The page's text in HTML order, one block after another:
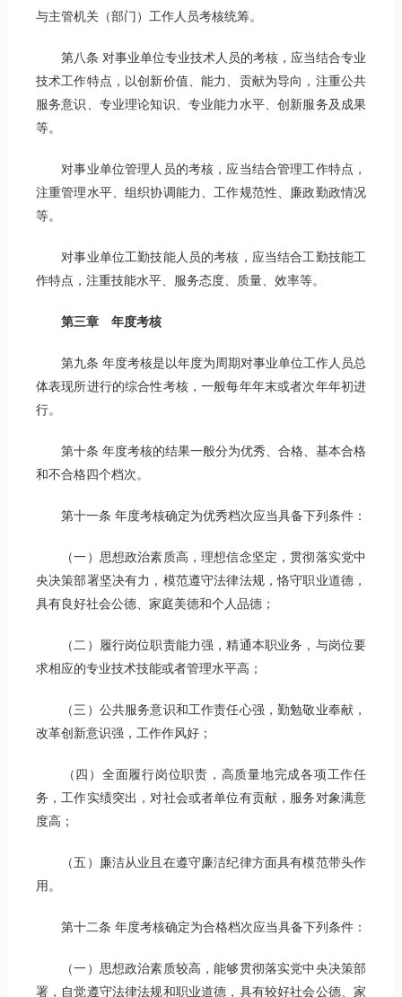
与主管机关（部门）工作人员考核统筹。
第八条 对事业单位专业技术人员的考核，应当结合专业
技术工作特点，以创新价值、能力、贡献为导向，注重公共
服务意识、专业理论知识、专业能力水平、创新服务及成果
等。
对事业单位管理人员的考核，应当结合管理工作特点，
注重管理水平、组织协调能力、工作规范性、廉政勤政情况
等。
对事业单位工勤技能人员的考核，应当结合工勤技能工
作特点，注重技能水平、服务态度、质量、效率等。
第三章 年度考核
第九条 年度考核是以年度为周期对事业单位工作人员总
体表现所进行的综合性考核，一般每年年末或者次年年初进
行。
第十条 年度考核的结果一般分为优秀、合格、基本合格
和不合格四个档次。
第十一条 年度考核确定为优秀档次应当具备下列条件：
（一）思想政治素质高，理想信念坚定，贯彻落实党中
央决策部署坚决有力，模范遵守法律法规，恪守职业道德，
具有良好社会公德、家庭美德和个人品德；
（二）履行岗位职责能力强，精通本职业务，与岗位要
求相应的专业技术技能或者管理水平高；
（三）公共服务意识和工作责任心强，勤勉敬业奉献，
改革创新意识强，工作作风好；
（四）全面履行岗位职责，高质量地完成各项工作任
务，工作实绩突出，对社会或者单位有贡献，服务对象满意
度高；
（五）廉洁从业且在遵守廉洁纪律方面具有模范带头作
用。
第十二条 年度考核确定为合格档次应当具备下列条件：
（一）思想政治素质较高，能够贯彻落实党中央决策部
署，自觉遵守法律法规和职业道德，具有较好社会公德、家